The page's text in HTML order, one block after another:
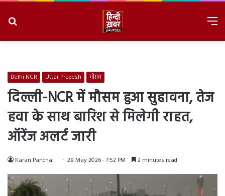
Delhi NCR Uttar Pradesh मौसम
दिल्ली-NCR में मौसम हुआ सुहावना, तेज
हवा के साथ बारिश से मिलेगी राहत,
ऑरेंज अलर्ट जारी
Karan Panchal 28 May 2026 - 7:52 PM 2 minutes read